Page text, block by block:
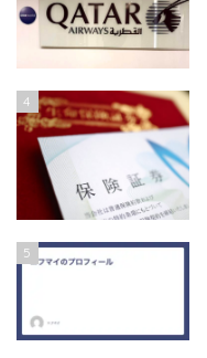
4
5